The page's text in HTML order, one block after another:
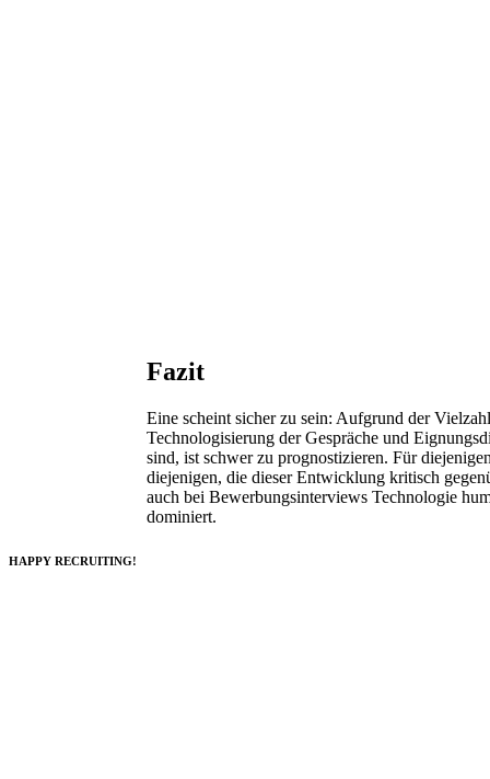
Fazit
Eine scheint sicher zu sein: Aufgrund der
Technologisierung der Gespräche und
sind, ist schwer zu prognostizieren. Für
diejenigen, die dieser Entwicklung kritisch
auch bei Bewerbungsinterviews Technologie
dominiert.
HAPPY RECRUITING!